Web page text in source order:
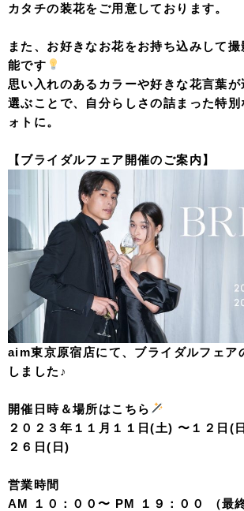
カタチの装花をご用意しております。
また、お好きなお花をお持ち込みして
能です
思い入れのあるカラーや好きな花言葉
選ぶことで、自分らしさの詰まった特
ォトに。
【ブライダルフェア開催のご案内】
aim東京原宿店にて、ブライダルフェア
しました♪
開催日時＆場所はこちら
２０２３年１１月１１日(土) 〜１２日(
２６日(日)
営業時間
AM １０：００〜 PM １９：００ （最